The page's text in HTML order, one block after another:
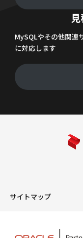
MySQLやその他関連
に対応します
サイトマップ